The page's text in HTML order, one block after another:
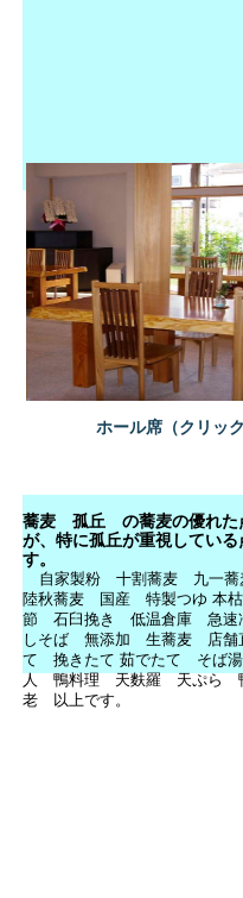
蕎麦 孤丘 の蕎麦の優れた
が、特に孤丘が重視してい
す。
自家製粉 十割蕎麦 九一
陸秋蕎麦 国産 特製つゆ 本
節 石臼挽き 低温倉庫 急速
しそば 無添加 生蕎麦 店
て 挽きたて 茹でたて そば
人 鴨料理 天麩羅 天ぷら
老 以上です。
ホール席（クリック